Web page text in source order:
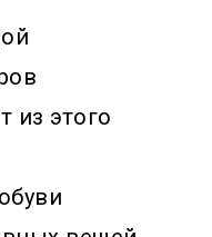
из этого